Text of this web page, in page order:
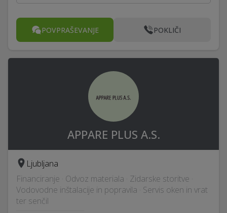
POVPRAŠEVANJE POKLIČI
APPARE PLUS A.S.
Ljubljana
Financiranje · Odvoz materiala · Zidarske storitve ·
Vodovodne inštalacije in popravila · Servis oken in vrat
ter senčil